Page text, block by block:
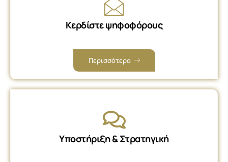
Κερδίστε ψηφοφόρους
Περισσότερα
Υποστήριξη & Στρατηγική